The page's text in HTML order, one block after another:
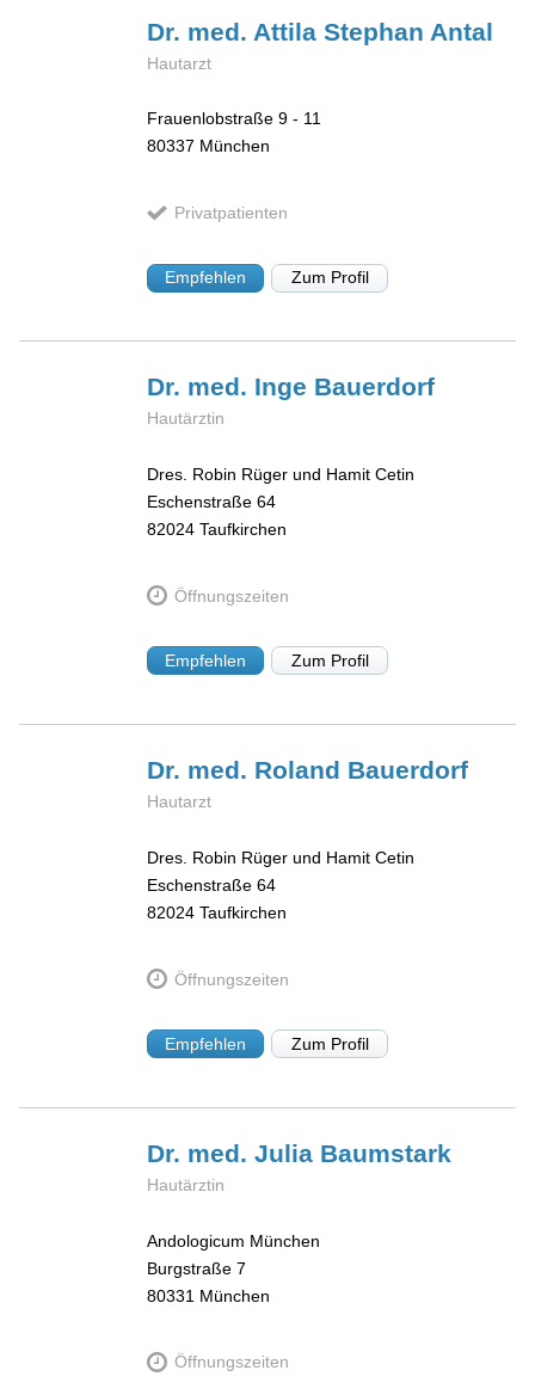
Dr. med. Attila Stephan Antal
Hautarzt
Frauenlobstraße 9 - 11
80337 München
Privatpatienten
Empfehlen Zum Profil
Dr. med. Inge Bauerdorf
Hautärztin
Dres. Robin Rüger und Hamit Cetin
Eschenstraße 64
82024 Taufkirchen
Öffnungszeiten
Empfehlen Zum Profil
Dr. med. Roland Bauerdorf
Hautarzt
Dres. Robin Rüger und Hamit Cetin
Eschenstraße 64
82024 Taufkirchen
Öffnungszeiten
Empfehlen Zum Profil
Dr. med. Julia Baumstark
Hautärztin
Andologicum München
Burgstraße 7
80331 München
Öffnungszeiten